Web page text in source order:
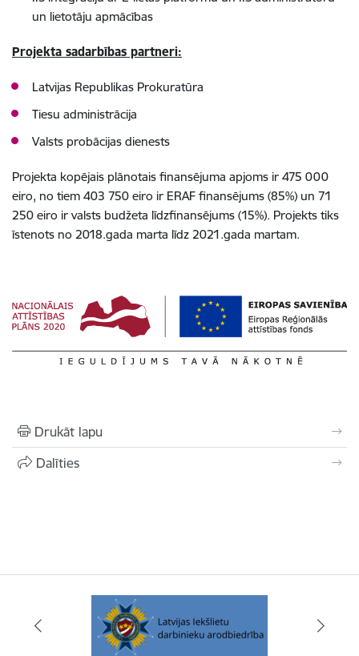
un lietotāju apmācības
Projekta sadarbības partneri:
Latvijas Republikas Prokuratūra
Tiesu administrācija
Valsts probācijas dienests
Projekta kopējais plānotais finansējuma apjoms ir 475 000
eiro, no tiem 403 750 eiro ir ERAF finansējums (85%) un 71
250 eiro ir valsts budžeta līdzfinansējums (15%). Projekts tiks
īstenots no 2018.gada marta līdz 2021.gada martam.
Drukāt lapu
Dalīties